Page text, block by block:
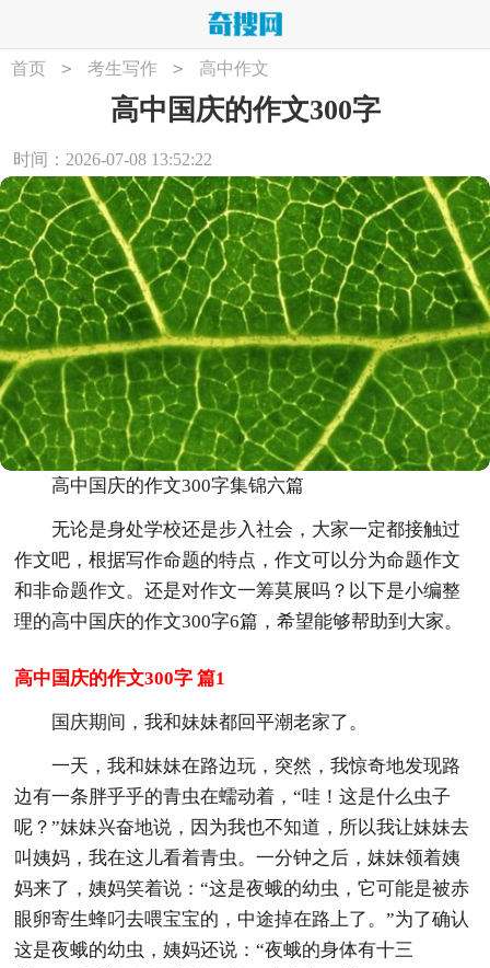
首页 > 考生写作 > 高中作文
高中国庆的作文300字
时间：2026-07-08 13:52:22
高中国庆的作文300字集锦六篇
无论是身处学校还是步入社会，大家一定都接触过
作文吧，根据写作命题的特点，作文可以分为命题作文
和非命题作文。还是对作文一筹莫展吗？以下是小编整
理的高中国庆的作文300字6篇，希望能够帮助到大家。
高中国庆的作文300字 篇1
国庆期间，我和妹妹都回平潮老家了。
一天，我和妹妹在路边玩，突然，我惊奇地发现路
边有一条胖乎乎的青虫在蠕动着，“哇！这是什么虫子
呢？”妹妹兴奋地说，因为我也不知道，所以我让妹妹去
叫姨妈，我在这儿看着青虫。一分钟之后，妹妹领着姨
妈来了，姨妈笑着说：“这是夜蛾的幼虫，它可能是被赤
眼卵寄生蜂叼去喂宝宝的，中途掉在路上了。”为了确认
这是夜蛾的幼虫，姨妈还说：“夜蛾的身体有十三